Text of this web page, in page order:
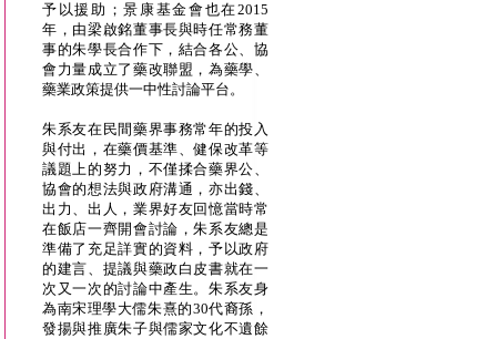
予以援助；景康基金會也在2015
年，由梁啟銘董事長與時任常務董
事的朱學長合作下，結合各公、協
會力量成立了藥改聯盟，為藥學、
藥業政策提供一中性討論平台。
朱系友在民間藥界事務常年的投入
與付出，在藥價基準、健保改革等
議題上的努力，不僅揉合藥界公、
協會的想法與政府溝通，亦出錢、
出力、出人，業界好友回憶當時常
在飯店一齊開會討論，朱系友總是
準備了充足詳實的資料，予以政府
的建言、提議與藥政白皮書就在一
次又一次的討論中產生。朱系友身
為南宋理學大儒朱熹的30代裔孫，
發揚與推廣朱子與儒家文化不遺餘